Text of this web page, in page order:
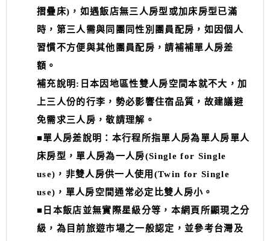
摺疊床)，如遇飯店無三人房型或加床房型已滿
時，第三人需與同團同性別團員配房，如因個人
習慣不方便與其他團員配房，請補補單人房差
額。
補充說明:日本因地區性雙人房空間本就不大，加
上三人份的行李，勢必影響住宿品質，故建議避
免需求三人房，敬請理解。
■單人房差說明：本行程所指單人房為單人房單人
床房型，單人房為一人房(Single for Single
use)，非雙人房供一人使用(Twin for Single
use)，單人房空間通常必定比雙人房小。
■日本飯店並無實際星級分等，本網頁所顯現之分
級，為目前旅遊市場之一般認定，並參考台灣及